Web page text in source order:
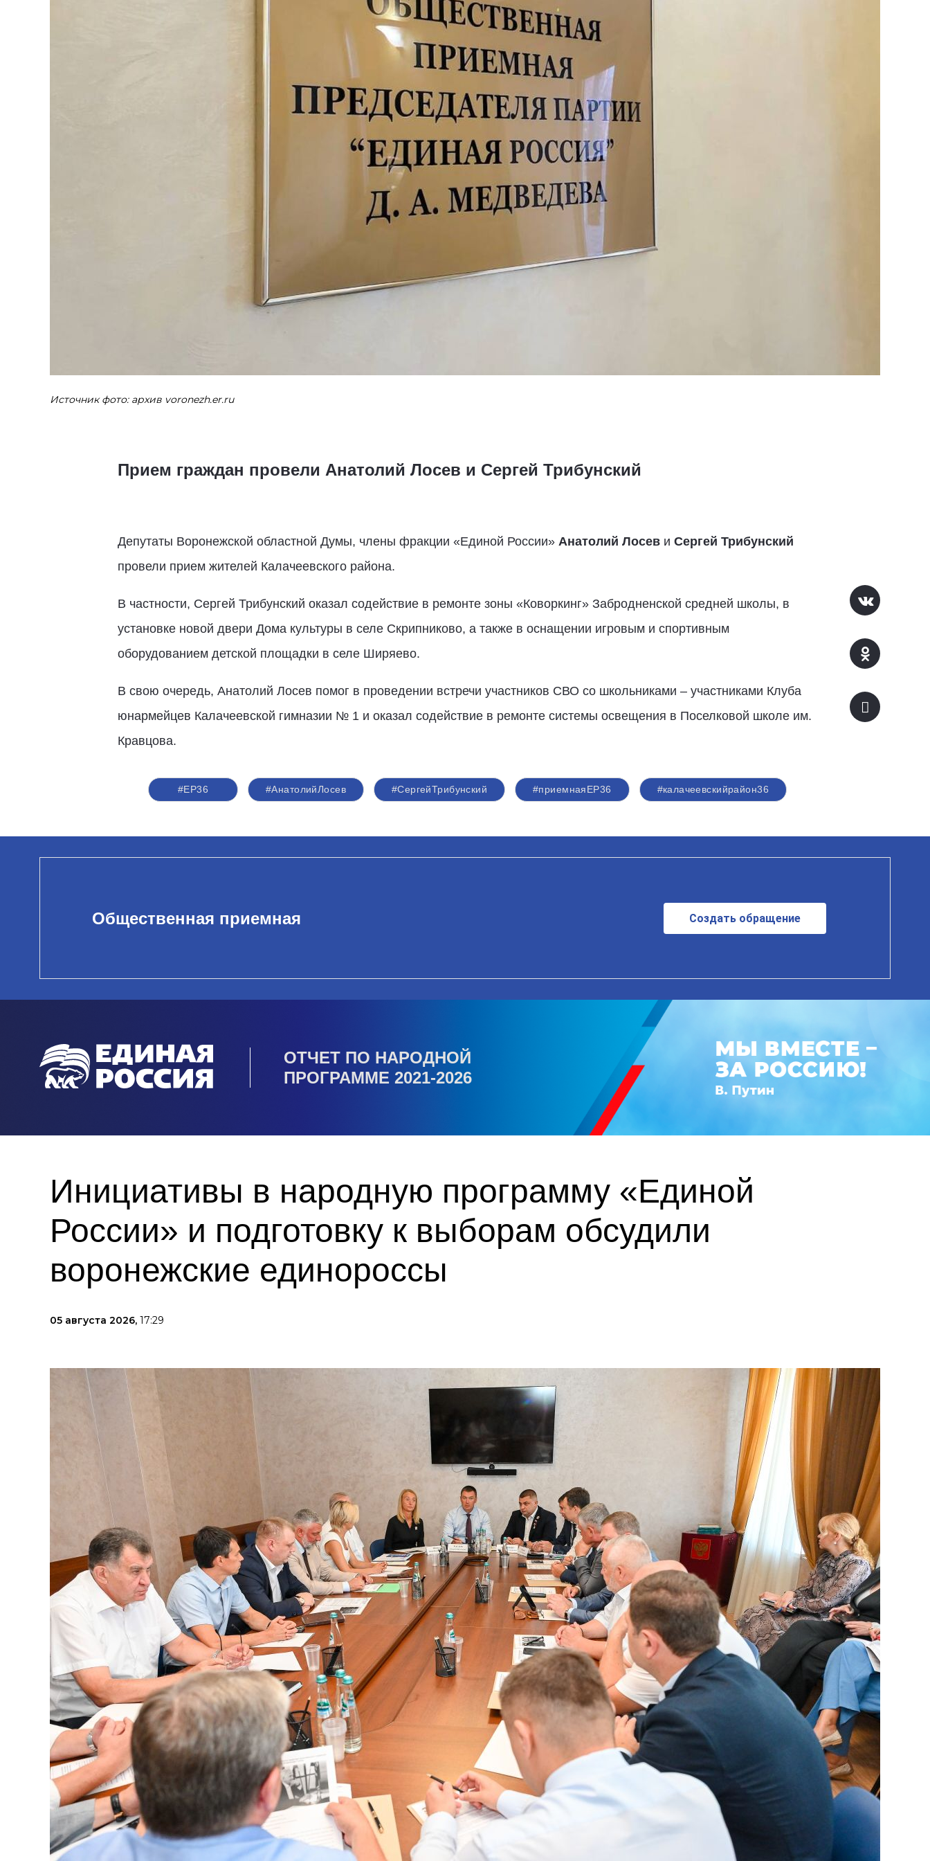
Источник фото: архив voronezh.er.ru
Прием граждан провели Анатолий Лосев и Сергей Трибунский
Депутаты Воронежской областной Думы, члены фракции «Единой России» Анатолий Лосеви Сергей Трибунский
провели прием жителей Калачеевского района.
В частности, Сергей Трибунский оказал содействие в ремонте зоны «Коворкинг» Забродненской средней школы, в
установке новой двери Дома культуры в селе Скрипниково, а также в оснащении игровым и спортивным
оборудованием детской площадки в селе Ширяево.
В свою очередь, Анатолий Лосев помог в проведении встречи участников СВО со школьниками – участниками Клуба
юнармейцев Калачеевской гимназии № 1 и оказал содействие в ремонте системы освещения в Поселковой школе им.
Кравцова.
#ЕР36 #АнатолийЛосев #СергейТрибунский #приемнаяЕР36 #калачеевскийрайон36
Общественная приемная Создать обращение
ОТЧЕТ ПО НАРОДНОЙ
ПРОГРАММЕ 2021-2026
Инициативы в народную программу «Единой
России» и подготовку к выборам обсудили
воронежские единороссы
05 августа 2026, 17:29